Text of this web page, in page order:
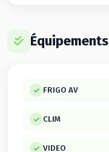
Équipements
FRIGO AV
CLIM
VIDEO